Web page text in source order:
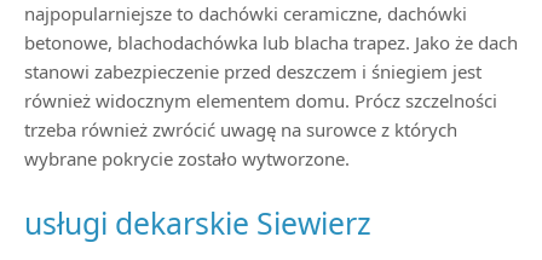
najpopularniejsze to dachówki ceramiczne, dachówki
betonowe, blachodachówka lub blacha trapez. Jako że dach
stanowi zabezpieczenie przed deszczem i śniegiem jest
również widocznym elementem domu. Prócz szczelności
trzeba również zwrócić uwagę na surowce z których
wybrane pokrycie zostało wytworzone.
usługi dekarskie Siewierz